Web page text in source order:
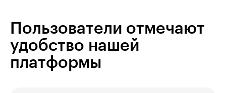
Пользователи отмечают
удобство нашей
платформы